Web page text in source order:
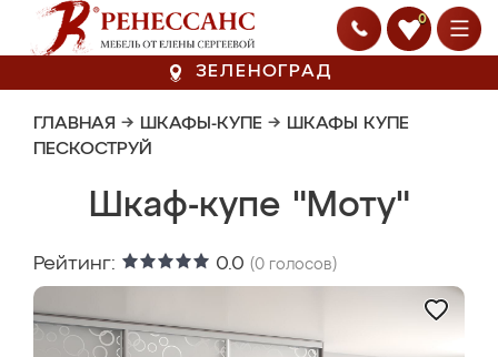
0
ЗЕЛЕНОГРАД
ГЛАВНАЯ → ШКАФЫ-КУПЕ → ШКАФЫ КУПЕ
ПЕСКОСТРУЙ
Шкаф-купе "Моту"
Рейтинг: 0.0 (0 голосов)